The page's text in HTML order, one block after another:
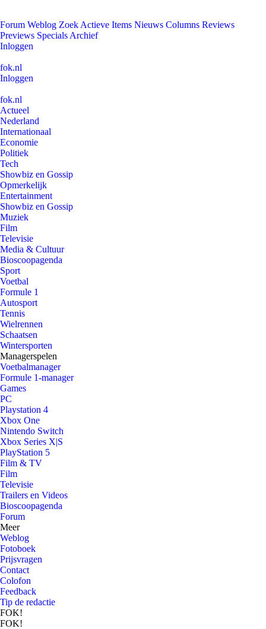
Forum Weblog Zoek Actieve Items Nieuws Columns Reviews
Previews Specials Archief
Inloggen
fok.nl
Inloggen
fok.nl
Actueel
Nederland
Internationaal
Economie
Politiek
Tech
Showbiz en Gossip
Opmerkelijk
Entertainment
Showbiz en Gossip
Muziek
Film
Televisie
Media & Cultuur
Bioscoopagenda
Sport
Voetbal
Formule 1
Autosport
Tennis
Wielrennen
Schaatsen
Wintersporten
Managerspelen
Voetbalmanager
Formule 1-manager
Games
PC
Playstation 4
Xbox One
Nintendo Switch
Xbox Series X|S
PlayStation 5
Film & TV
Film
Televisie
Trailers en Videos
Bioscoopagenda
Forum
Meer
Weblog
Fotoboek
Prijsvragen
Contact
Colofon
Feedback
Tip de redactie
FOK!
FOK!